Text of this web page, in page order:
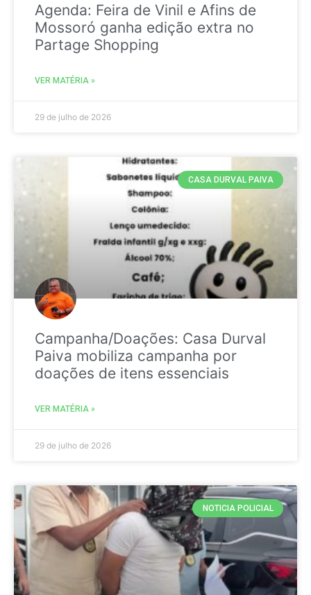
Agenda: Feira de Vinil e Afins de
Mossoró ganha edição extra no
Partage Shopping
VER MATÉRIA »
29 de julho de 2026
CASA DURVAL PAIVA
Campanha/Doações: Casa Durval
Paiva mobiliza campanha por
doações de itens essenciais
VER MATÉRIA »
29 de julho de 2026
NOTICIA POLICIAL